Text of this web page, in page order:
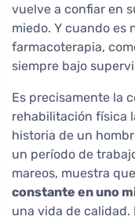
vuelve a confiar en
miedo. Y cuando es
farmacoterapia,
siempre bajo
Es precisamente la
rehabilitación física
historia de un
un período de
mareos, muestra que
constante en uno
una vida de calidad.